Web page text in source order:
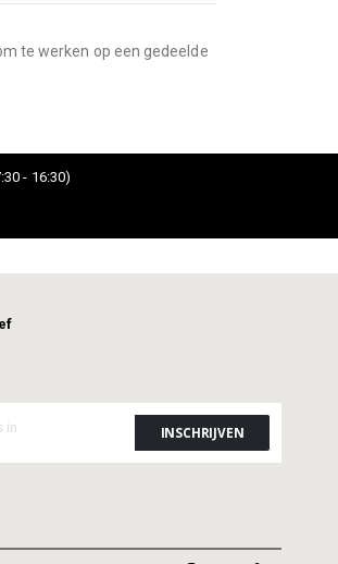
te werken op een gedeelde
- 16:30)